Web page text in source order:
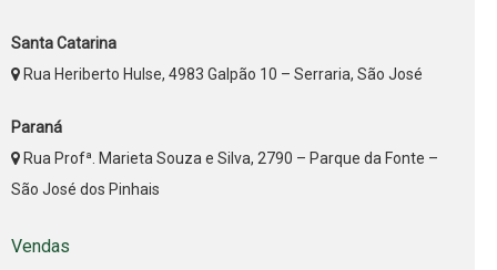
Santa Catarina
Rua Heriberto Hulse, 4983 Galpão 10 – Serraria, São José
Paraná
Rua Profª. Marieta Souza e Silva, 2790 – Parque da Fonte –
São José dos Pinhais
Vendas